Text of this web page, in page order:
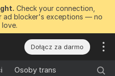
Check your connection,
ad blocker's exceptions — no
Dołącz za darmo
Osoby trans